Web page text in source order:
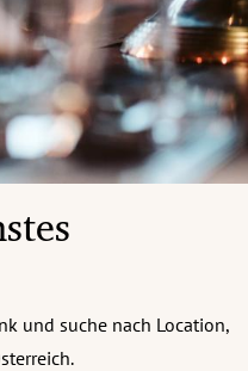
und suche nach Location,